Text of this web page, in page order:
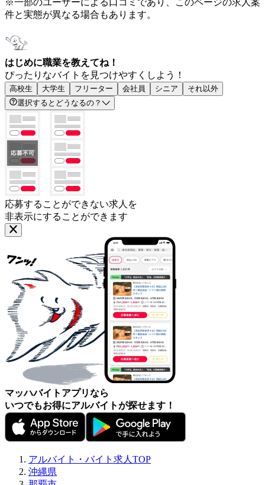
※一部のユーザーによる口コミであり、このページの求人案
件と実態が異なる場合もあります。
はじめに職業を教えてね！
ぴったりなバイトを見つけやすくしよう！
高校生 大学生 フリーター 会社員 シニア
それ以外
選択するとどうなるの？
応募することができない求人を
非表示にすることができます
マッハバイトアプリなら
いつでもお得にアルバイトが探せます！
アルバイト・バイト求人TOP
沖縄県